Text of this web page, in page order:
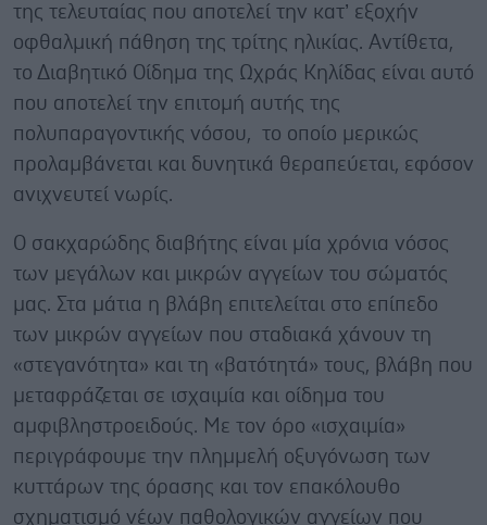
της τελευταίας που αποτελεί την κατ’ εξοχήν
οφθαλμική πάθηση της τρίτης ηλικίας. Αντίθετα,
το Διαβητικό Οίδημα της Ωχράς Κηλίδας είναι αυτό
που αποτελεί την επιτομή αυτής της
πολυπαραγοντικής νόσου, το οποίο μερικώς
προλαμβάνεται και δυνητικά θεραπεύεται, εφόσον
ανιχνευτεί νωρίς.
Ο σακχαρώδης διαβήτης είναι μία χρόνια νόσος
των μεγάλων και μικρών αγγείων του σώματός
μας. Στα μάτια η βλάβη επιτελείται στο επίπεδο
των μικρών αγγείων που σταδιακά χάνουν τη
«στεγανότητα» και τη «βατότητά» τους, βλάβη που
μεταφράζεται σε ισχαιμία και οίδημα του
αμφιβληστροειδούς. Με τον όρο «ισχαιμία»
περιγράφουμε την πλημμελή οξυγόνωση των
κυττάρων της όρασης και τον επακόλουθο
σχηματισμό νέων παθολογικών αγγείων που